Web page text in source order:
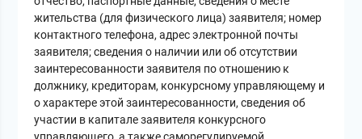
жительства (для физического лица) заявителя; номер
контактного телефона, адрес электронной почты
заявителя; сведения о наличии или об отсутствии
заинтересованности заявителя по отношению к
должнику, кредиторам, конкурсному управляющему и
о характере этой заинтересованности, сведения об
участии в капитале заявителя конкурсного